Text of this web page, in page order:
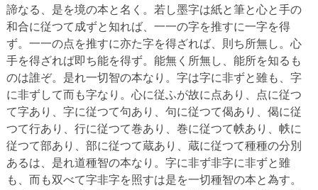
諦なる、是を境の本と名く。若し墨字は紙と筆と心と手の
和合に従つて成ずと知れば、一一の字を推すに一字を得
ず。一一の点を推すに亦た字を得ざれば、則ち所無し。心
手を得ざれば即ち能を得ず。能無く所無し、能所を知るも
のは誰ぞ。是れ一切智の本なり。字は字に非ずと雖も、字
に非ずして而も字なり。心に従ふが故に点あり、点に従つ
て字あり、字に従つて句あり、句に従つて偈あり、偈に従
つて行あり、行に従つて巻あり、巻に従つて帙あり、帙に
従つて部あり、部に従つて蔵あり、蔵に従つて種種の分別
あるは、是れ道種智の本なり。字に非ず非字に非ずと雖
も、而も双べて字非字を照すは是を一切種智の本と為す。